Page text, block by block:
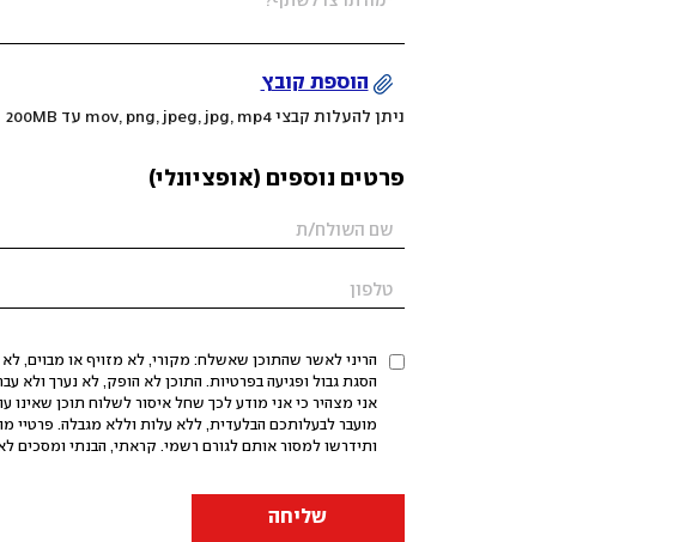
הוספת קובץ
ניתן להעלות קבצי mov, png, jpeg, jpg, mp4 עד 200MB
פרטים נוספים (אופציונלי)
הריני לאשר שהתוכן שאשלח: מקורי, לא מזויף או מבוים,
אני מצהיר כי אני מודע לכך שחל איסור לשלוח תוכן שאינו
מועבר לבעלותכם הבלעדית, ללא עלות וללא מגבלה. פרטיי
ותידרשו למסור אותם לגורם רשמי. קראתי, הבנתי ומסכים
שליחה